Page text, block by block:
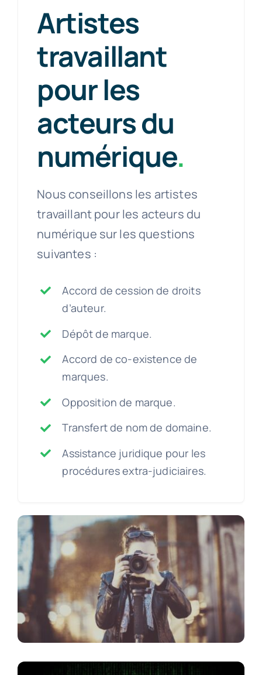
Artistes
travaillant
pour les
acteurs du
numérique.
Nous conseillons les artistes
travaillant pour les acteurs du
numérique sur les questions
suivantes :
Accord de cession de droits
d’auteur.
Dépôt de marque.
Accord de co-existence de
marques.
Opposition de marque.
Transfert de nom de domaine.
Assistance juridique pour les
procédures extra-judiciaires.